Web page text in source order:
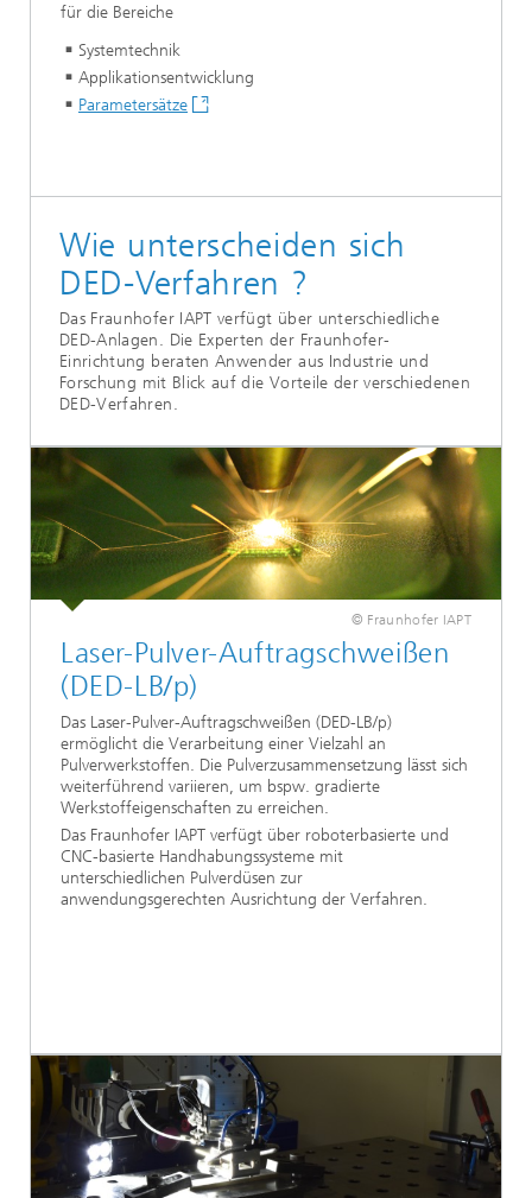
für die Bereiche
Systemtechnik
Applikationsentwicklung
Parametersätze
Wie unterscheiden sich
DED-Verfahren ?
Das Fraunhofer IAPT verfügt über unterschiedliche
DED-Anlagen. Die Experten der Fraunhofer-
Einrichtung beraten Anwender aus Industrie und
Forschung mit Blick auf die Vorteile der verschiedenen
DED-Verfahren.
© Fraunhofer IAPT
Laser-Pulver-Auftragschweißen
(DED-LB/p)
Das Laser-Pulver-Auftragschweißen (DED-LB/p)
ermöglicht die Verarbeitung einer Vielzahl an
Pulverwerkstoffen. Die Pulverzusammensetzung lässt sich
weiterführend variieren, um bspw. gradierte
Werkstoffeigenschaften zu erreichen.
Das Fraunhofer IAPT verfügt über roboterbasierte und
CNC-basierte Handhabungssysteme mit
unterschiedlichen Pulverdüsen zur
anwendungsgerechten Ausrichtung der Verfahren.